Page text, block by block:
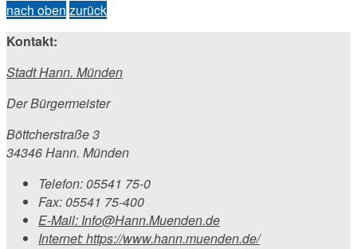
nach oben zurück
Kontakt:
Stadt Hann. Münden
Der Bürgermeister
Böttcherstraße 3
34346 Hann. Münden
Telefon: 05541 75-0
Fax: 05541 75-400
E-Mail: Info@Hann.Muenden.de
Internet:https://www.hann.muenden.de/